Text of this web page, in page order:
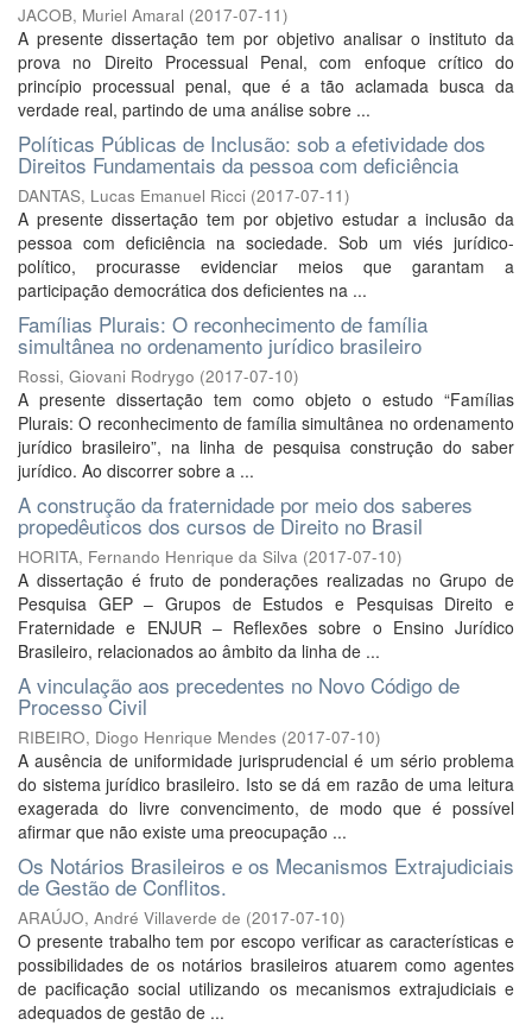
JACOB, Muriel Amaral (2017-07-11)
A presente dissertação tem por objetivo analisar o instituto da
prova no Direito Processual Penal, com enfoque crítico do
princípio processual penal, que é a tão aclamada busca da
verdade real, partindo de uma análise sobre ...
Políticas Públicas de Inclusão: sob a efetividade dos
Direitos Fundamentais da pessoa com deficiência
DANTAS, Lucas Emanuel Ricci (2017-07-11)
A presente dissertação tem por objetivo estudar a inclusão da
pessoa com deficiência na sociedade. Sob um viés jurídico-
político, procurasse evidenciar meios que garantam a
participação democrática dos deficientes na ...
Famílias Plurais: O reconhecimento de família
simultânea no ordenamento jurídico brasileiro
Rossi, Giovani Rodrygo (2017-07-10)
A presente dissertação tem como objeto o estudo “Famílias
Plurais: O reconhecimento de família simultânea no ordenamento
jurídico brasileiro”, na linha de pesquisa construção do saber
jurídico. Ao discorrer sobre a ...
A construção da fraternidade por meio dos saberes
propedêuticos dos cursos de Direito no Brasil
HORITA, Fernando Henrique da Silva (2017-07-10)
A dissertação é fruto de ponderações realizadas no Grupo de
Pesquisa GEP – Grupos de Estudos e Pesquisas Direito e
Fraternidade e ENJUR – Reflexões sobre o Ensino Jurídico
Brasileiro, relacionados ao âmbito da linha de ...
A vinculação aos precedentes no Novo Código de
Processo Civil
RIBEIRO, Diogo Henrique Mendes (2017-07-10)
A ausência de uniformidade jurisprudencial é um sério problema
do sistema jurídico brasileiro. Isto se dá em razão de uma leitura
exagerada do livre convencimento, de modo que é possível
afirmar que não existe uma preocupação ...
Os Notários Brasileiros e os Mecanismos Extrajudiciais
de Gestão de Conflitos.
ARAÚJO, André Villaverde de (2017-07-10)
O presente trabalho tem por escopo verificar as características e
possibilidades de os notários brasileiros atuarem como agentes
de pacificação social utilizando os mecanismos extrajudiciais e
adequados de gestão de ...